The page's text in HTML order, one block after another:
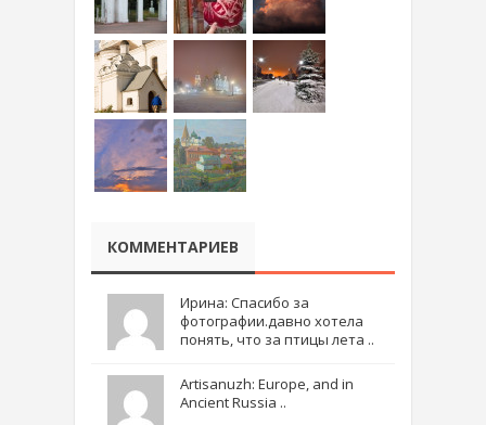
КОММЕНТАРИЕВ
Ирина: Спасибо за
фотографии.давно хотела
понять, что за птицы лета ..
Artisanuzh: Europe, and in
Ancient Russia ..